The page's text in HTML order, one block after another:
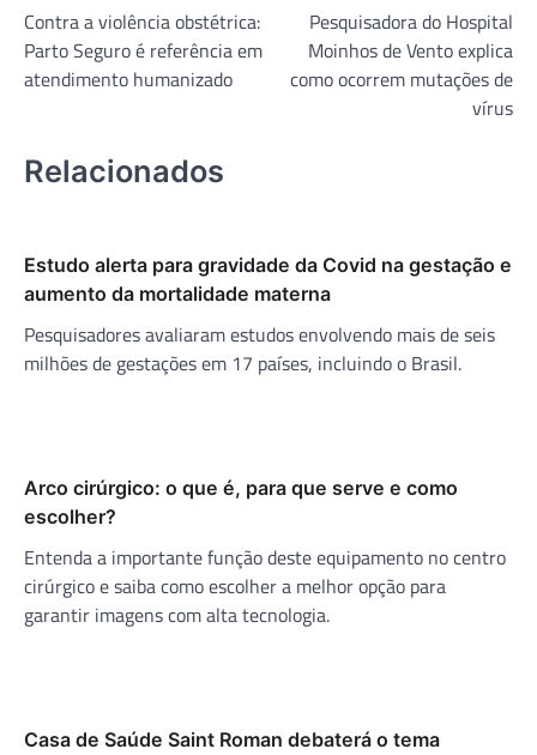
de
Post
Contra a violência obstétrica:
Parto Seguro é referência em
atendimento humanizado
Pesquisadora do Hospital
Moinhos de Vento explica
como ocorrem mutações de
vírus
Relacionados
Estudo alerta para gravidade da Covid na gestação e
aumento da mortalidade materna
Pesquisadores avaliaram estudos envolvendo mais de seis
milhões de gestações em 17 países, incluindo o Brasil.
Arco cirúrgico: o que é, para que serve e como
escolher?
Entenda a importante função deste equipamento no centro
cirúrgico e saiba como escolher a melhor opção para
garantir imagens com alta tecnologia.
Casa de Saúde Saint Roman debaterá o tema